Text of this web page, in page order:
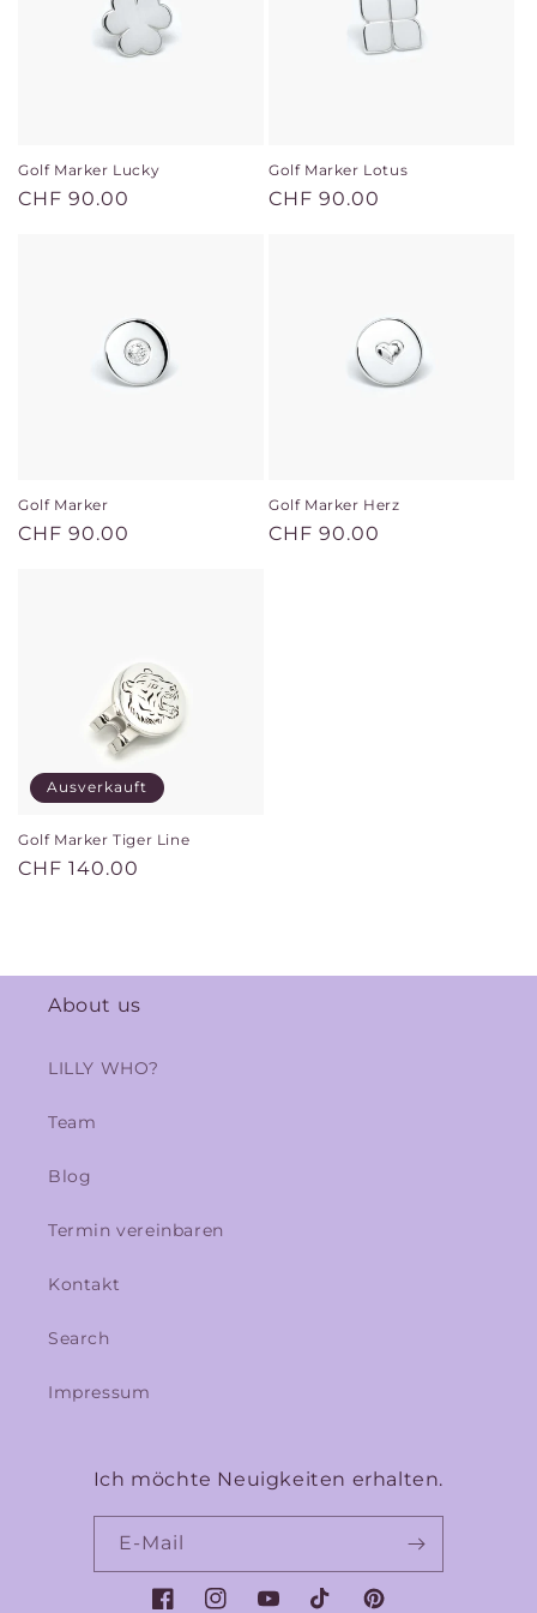
:
Golf Marker Lucky
Normaler
CHF 90.00
Golf Marker Lotus
Normaler
CHF 90.00
Golf Marker
Normaler
CHF 90.00
Golf Marker Herz
Normaler
CHF 90.00
Ausverkauft
Golf Marker Tiger Line
Normaler
CHF 140.00
About us
LILLY WHO?
Team
Blog
Termin vereinbaren
Kontakt
Search
Impressum
Ich möchte Neuigkeiten erhalten.
E-Mail